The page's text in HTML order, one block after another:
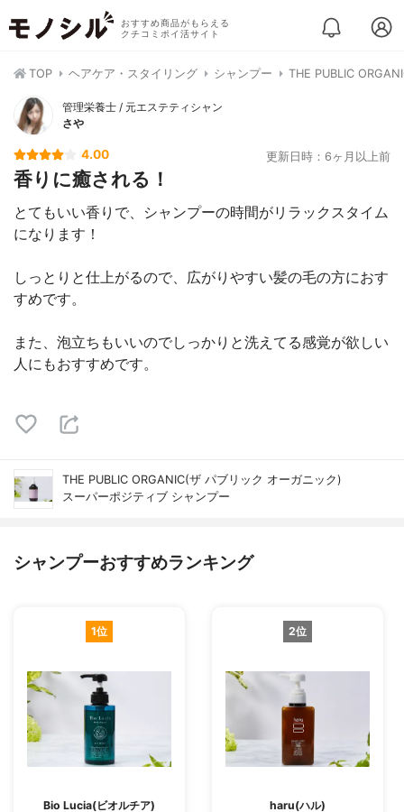
おすすめ商品がもらえる
クチコミポイ活サイト
TOP ヘアケア・スタイリング シャンプー THE PUBLIC
管理栄養士 / 元エステティシャン
さや
4.00 更新日時：6ヶ月以上前
香りに癒される！
とてもいい香りで、シャンプーの時間がリラックスタイム
になります！
しっとりと仕上がるので、広がりやすい髪の毛の方におす
すめです。
また、泡立ちもいいのでしっかりと洗えてる感覚が欲しい
人にもおすすめです。
THE PUBLIC ORGANIC(ザ パブリック オーガニック)
スーパーポジティブ シャンプー
シャンプーおすすめランキング
1位
Bio Lucia(ビオルチア)
2位
haru(ハル)